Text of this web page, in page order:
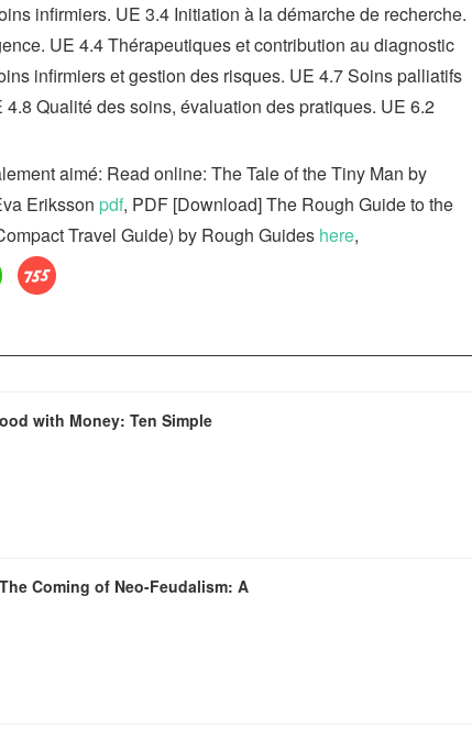
infirmiers. UE 3.4 Initiation à la démarche de recherche.
UE 4.4 Thérapeutiques et contribution au diagnostic
infirmiers et gestion des risques. UE 4.7 Soins palliatifs
4.8 Qualité des soins, évaluation des pratiques. UE 6.2
aimé: Read online: The Tale of the Tiny Man by
Eriksson pdf, PDF [Download] The Rough Guide to the
Travel Guide) by Rough Guides here,
with Money: Ten Simple
Coming of Neo-Feudalism: A